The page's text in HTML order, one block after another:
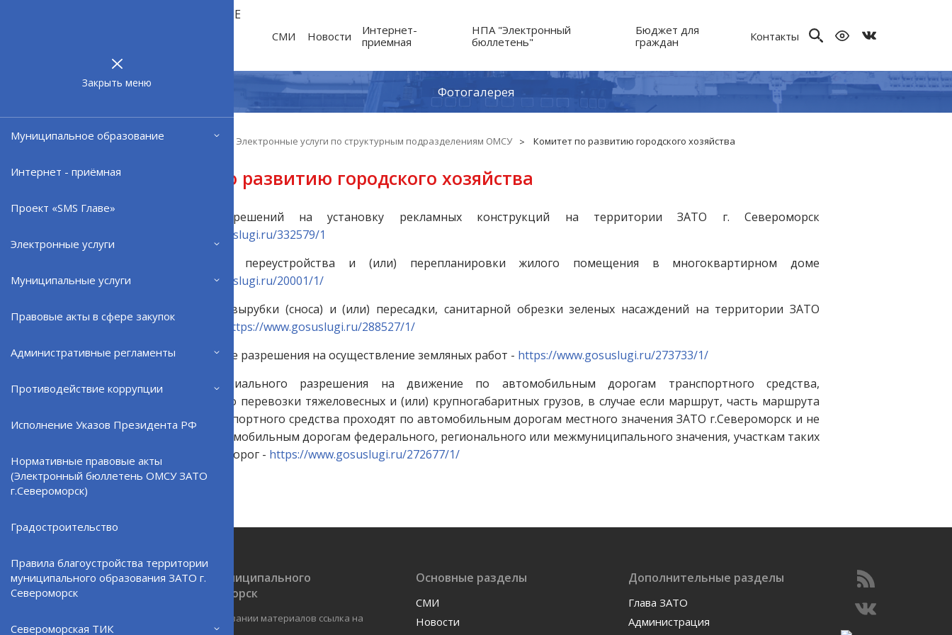
Закрыть меню
Муниципальное образование
Интернет - приёмная
Проект «SMS Главе»
Электронные услуги
Муниципальные услуги
Правовые акты в сфере закупок
Административные регламенты
Противодействие коррупции
Исполнение Указов Президента РФ
Нормативные правовые акты
(Электронный бюллетень ОМСУ ЗАТО
г.Североморск)
Градостроительство
Правила благоустройства территории
муниципального образования ЗАТО г.
Североморск
Североморская ТИК
МУНИЦИПАЛЬНОЕ
СМИ Новости
Интернет-
приемная
НПА "Электронный
бюллетень"
Бюджет для
граждан
Контакты
Фотогалерея
Главная Электронные услуги Электронные услуги по структурным подразделениям ОМСУ Комитет по развитию городского хозяйства
Комитет по развитию городского хозяйства
1. Выдача разрешений на установку рекламных конструкций на территории ЗАТО г. Североморск
https://www.gosuslugi.ru/332579/1
2. Согласование переустройства и (или) перепланировки жилого помещения в многоквартирном доме
https://www.gosuslugi.ru/20001/1/
3. Согласование вырубки (сноса) и (или) пересадки, санитарной обрезки зеленых насаждений на территории ЗАТО
г.Североморск -
https://www.gosuslugi.ru/288527/1/
4. Предоставление разрешения на осуществление земляных работ - https://www.gosuslugi.ru/273733/1/
5. Выдача специального разрешения на движение по автомобильным дорогам транспортного средства,
осуществляющего перевозки тяжеловесных и (или) крупногабаритных грузов, в случае если маршрут, часть маршрута
указанного транспортного средства проходят по автомобильным дорогам местного значения ЗАТО г.Североморск и не
проходят по автомобильным дорогам федерального, регионального или межмуниципального значения, участкам таких
автомобильных дорог - https://www.gosuslugi.ru/272677/1/
Официальный сайт ОМСУ муниципального
образования ЗАТО г.Североморск
При полном или частичном использовании материалов ссылка на
ресурс обязательна.
Основные разделы
СМИ
Новости
Дополнительные разделы
Глава ЗАТО
Администрация